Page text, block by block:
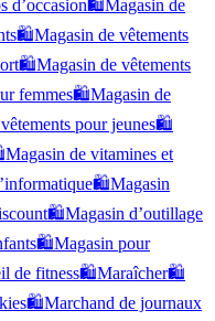
d’occasion🛍️Magasin de
🛍️Magasin de vêtements
🛍️Magasin de vêtements
femmes🛍️Magasin de
pour jeunes🛍️
Magasin de vitamines et
🛍️Magasin
🛍️Magasin d’outillage
🛍️Magasin pour
de fitness🛍️Maraîcher🛍️
🛍️Marchand de journaux